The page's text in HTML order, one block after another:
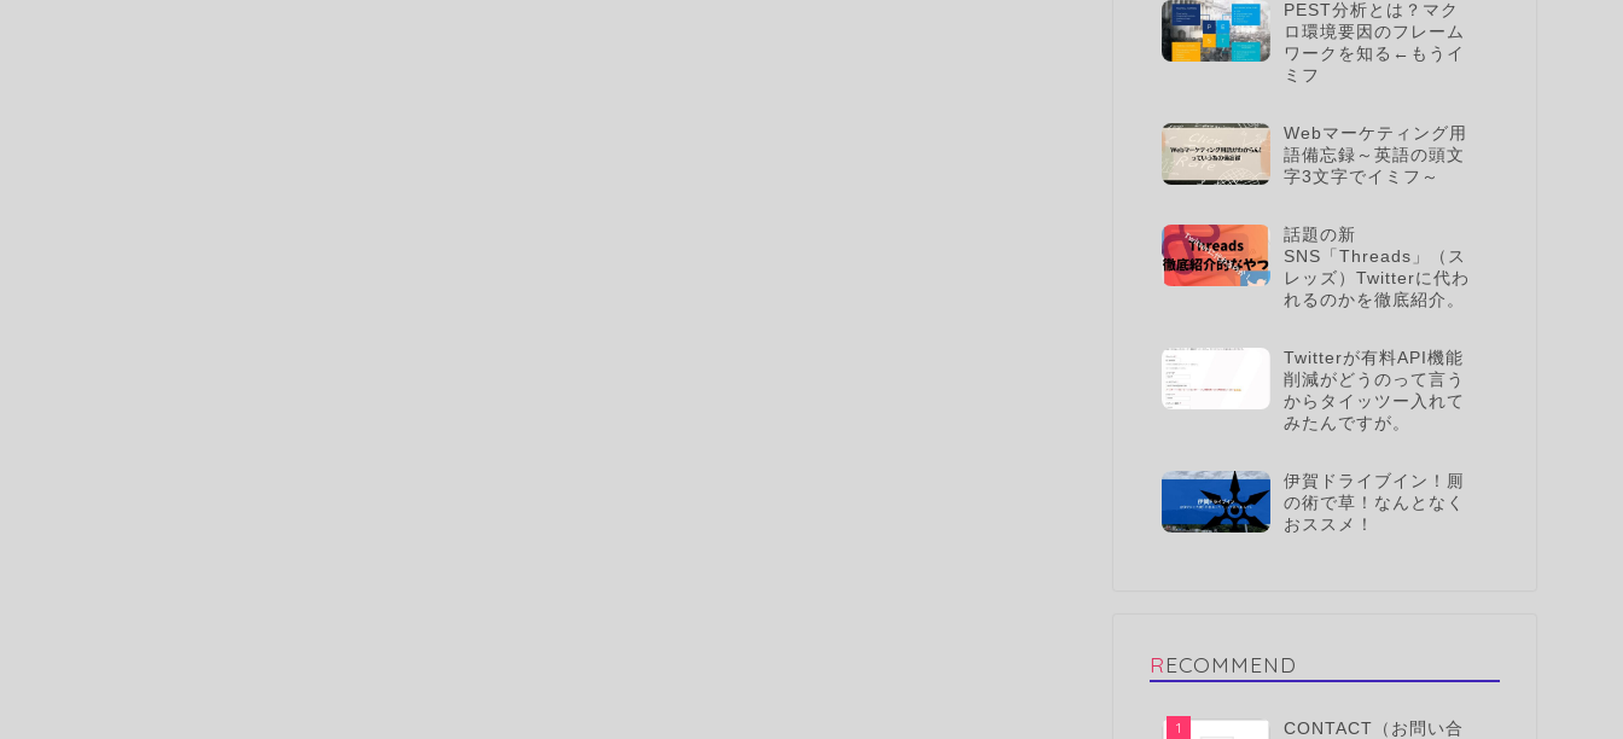
PEST分析とは？マク
ロ環境要因のフレーム
ワークを知る←もうイ
ミフ
Webマーケティング用
語備忘録～英語の頭文
字3文字でイミフ～
話題の新
SNS「Threads」（ス
レッズ）Twitterに代わ
れるのかを徹底紹介。
Twitterが有料API機能
削減がどうのって言う
からタイッツー入れて
みたんですが。
伊賀ドライブイン！厠
の術で草！なんとなく
おススメ！
RECOMMEND
1
CONTACT（お問い合